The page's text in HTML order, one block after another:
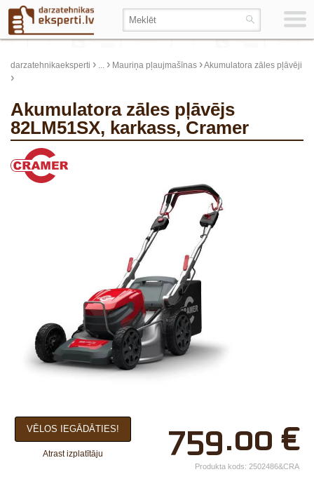
darzatehnikaeksperti › ... › Mauriņa pļaujmašīnas ›Akumulatora zāles pļāvēji
›
Akumulatora zāles pļāvējs
82LM51SX, karkass, Cramer
×
Jūsu vārds*
Uzņēmuma
759.00 €
VĒLOS IEGĀDĀTIES!
Atrast izplatītāju
Produkta kods: 2502486&CRA